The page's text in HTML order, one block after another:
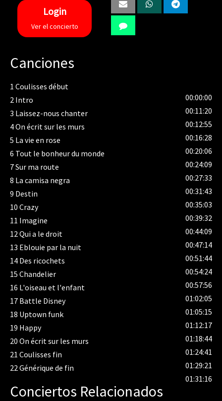
l'UNICEF.Login
Ver el concierto
Canciones
1 Coulisses début
00:00:00
2 Intro
00:11:20
3 Laissez-nous chanter
00:12:55
4On écrit sur les murs
00:16:28
5 La vie en rose
00:20:06
6 Tout le bonheur du monde
00:24:09
7Sur ma route
00:27:33
8 La camisa negra
00:31:43
9 Destin
00:35:03
10 Crazy
00:39:32
11 Imagine
00:44:09
12Qui a le droit
00:47:14
13 Eblouie par la nuit
00:51:44
14 Des ricochets
00:54:24
15 Chandelier
00:57:56
16 L'oiseau et l'enfant
01:02:05
17 Battle Disney
01:05:15
18 Uptown funk
01:12:17
19 Happy
01:18:44
20 On écrit sur les murs
01:24:41
21 Coulisses fin
01:29:21
22Générique de fin
01:31:16
Conciertos Relacionados